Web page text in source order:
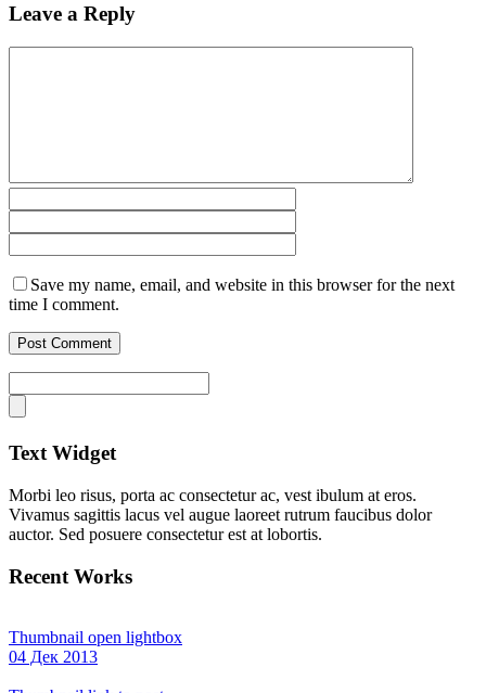
Leave a Reply
Save my name, email, and website in this browser for the next
time I comment.
Text Widget
Morbi leo risus, porta ac consectetur ac, vest ibulum at eros.
Vivamus sagittis lacus vel augue laoreet rutrum faucibus dolor
auctor. Sed posuere consectetur est at lobortis.
Recent Works
Thumbnail open lightbox
04 Дек 2013